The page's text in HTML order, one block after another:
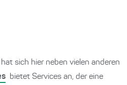
hat sich hier neben vielen anderen
bietet Services an, der eine